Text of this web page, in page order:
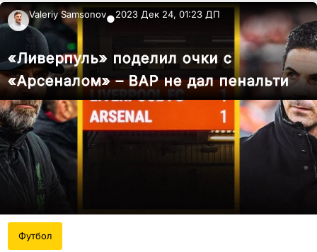
Valeriy Samsonov●2023 Дек 24, 01:23 ДП
«Ливерпуль» поделил очки с
«Арсеналом» – ВАР не дал пенальти
Футбол